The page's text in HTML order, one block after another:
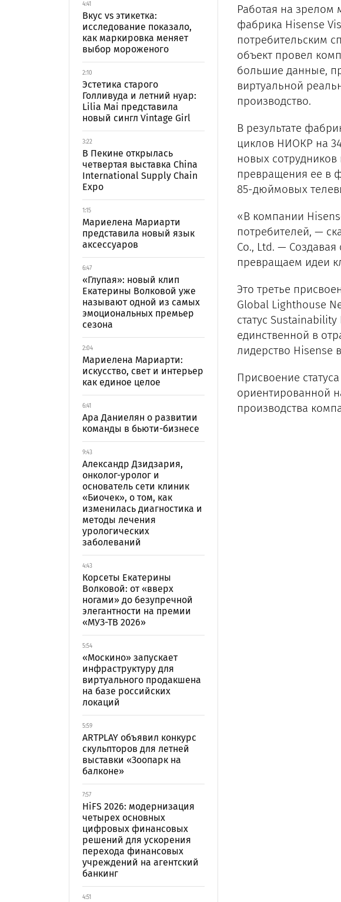
4:41
Вкус vs этикетка:
исследование показало,
как маркировка меняет
выбор мороженого
2:10
Эстетика старого
Голливуда и летний нуар:
Lilia Mai представила
новый сингл Vintage Girl
3:22
В Пекине открылась
четвертая выставка China
International Supply Chain
Expo
1:15
Мариелена Мариарти
представила новый язык
аксессуаров
6:47
«Глупая»: новый клип
Екатерины Волковой уже
называют одной из самых
эмоциональных премьер
сезона
2:04
Мариелена Мариарти:
искусство, свет и интерьер
как единое целое
6:41
Ара Даниелян о развитии
команды в бьюти-бизнесе
9:43
Александр Дзидзария,
онколог-уролог и
основатель сети клиник
«Биочек», о том, как
изменилась диагностика и
методы лечения
урологических
заболеваний
4:43
Корсеты Екатерины
Волковой: от «вверх
ногами» до безупречной
элегантности на премии
«МУЗ-ТВ 2026»
5:54
«Москино» запускает
инфраструктуру для
виртуального продакшена
на базе российских
локаций
5:59
ARTPLAY объявил конкурс
скульпторов для летней
выставки «Зоопарк на
балконе»
7:57
HiFS 2026: модернизация
четырех основных
цифровых финансовых
решений для ускорения
перехода финансовых
учреждений на агентский
банкинг
4:51
Работая на
фабрика Hisense
потребительским
объект провел
большие данные,
виртуальной
производство.
В результате
циклов НИОКР на
новых
превращения ее в
85-дюймовых
«В компании
потребителей, —
Co., Ltd. —
превращаем идеи
Это третье
Global Lighthouse
статус
единственной в
лидерство Hisense
Присвоение
ориентированной
производства